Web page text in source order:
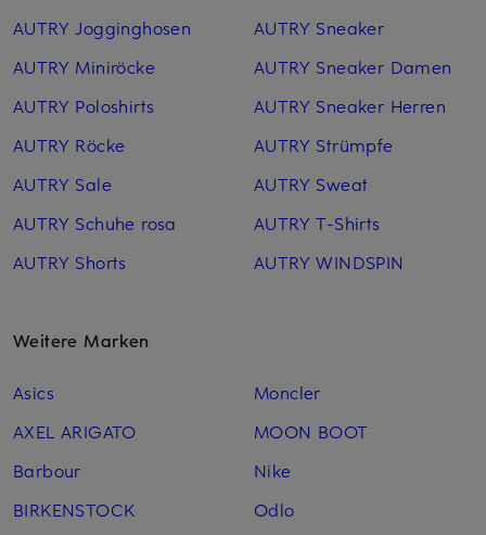
AUTRY Jogginghosen
AUTRY Miniröcke
AUTRY Poloshirts
AUTRY Röcke
AUTRY Sale
AUTRY Schuhe rosa
AUTRY Shorts
AUTRY Sneaker
AUTRY Sneaker Damen
AUTRY Sneaker Herren
AUTRY Strümpfe
AUTRY Sweat
AUTRY T-Shirts
AUTRY WINDSPIN
Weitere Marken
Asics
AXEL ARIGATO
Barbour
BIRKENSTOCK
Moncler
MOON BOOT
Nike
Odlo